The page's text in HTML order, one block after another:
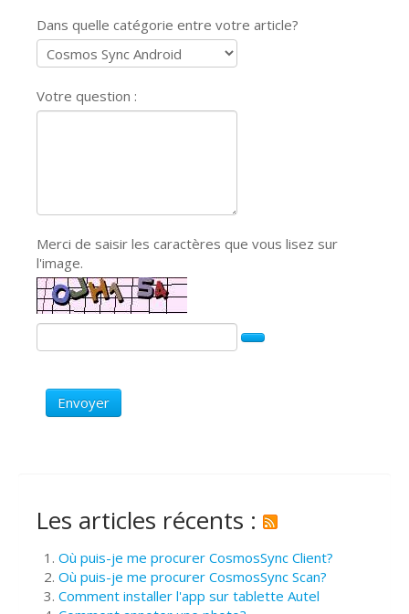
Dans quelle catégorie entre votre article?
Votre question :
Merci de saisir les caractères que vous lisez sur
l'image.
Envoyer
Les articles récents :
Où puis-je me procurer CosmosSync Client?
Où puis-je me procurer CosmosSync Scan?
Comment installer l'app sur tablette Autel